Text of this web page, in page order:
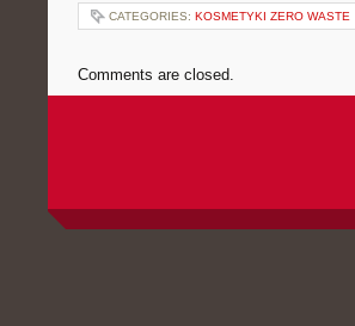
CATEGORIES: KOSMETYKI ZERO WASTE
Comments are closed.